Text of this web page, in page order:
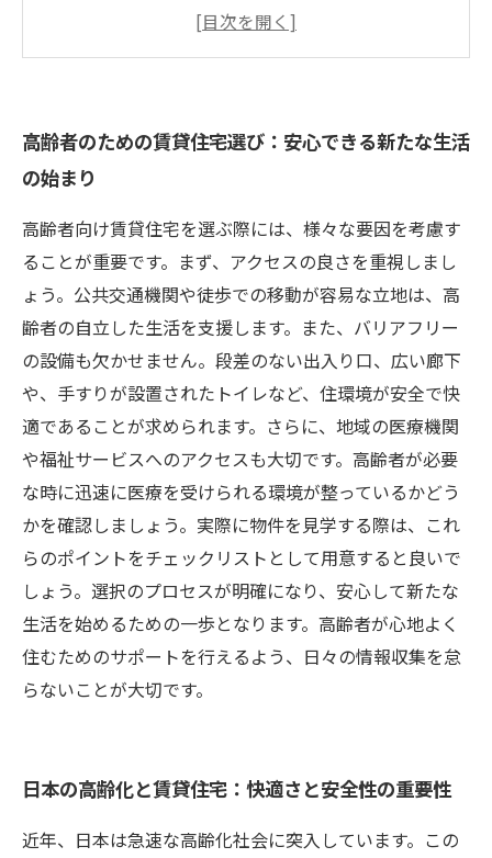
理想の住まいとは？バリアフリーとアクセスの
のチェックリスト
賃貸物件選びで知っておくべき具体的なアドバ
イス
高齢者向け賃貸住宅と福祉サービスの連携：未
来への展望
安心して選べる高齢者向け賃貸住宅：成功のた
めの行動計画
高齢者のための賃貸住宅選び：安心できる新たな生活
の始まり
高齢者向け賃貸住宅を選ぶ際には、様々な要因を考慮す
ることが重要です。まず、アクセスの良さを重視しまし
ょう。公共交通機関や徒歩での移動が容易な立地は、高
齢者の自立した生活を支援します。また、バリアフリー
の設備も欠かせません。段差のない出入り口、広い廊下
や、手すりが設置されたトイレなど、住環境が安全で快
適であることが求められます。さらに、地域の医療機関
や福祉サービスへのアクセスも大切です。高齢者が必要
な時に迅速に医療を受けられる環境が整っているかどう
かを確認しましょう。実際に物件を見学する際は、これ
らのポイントをチェックリストとして用意すると良いで
しょう。選択のプロセスが明確になり、安心して新たな
生活を始めるための一歩となります。高齢者が心地よく
住むためのサポートを行えるよう、日々の情報収集を怠
らないことが大切です。
日本の高齢化と賃貸住宅：快適さと安全性の重要性
近年、日本は急速な高齢化社会に突入しています。この